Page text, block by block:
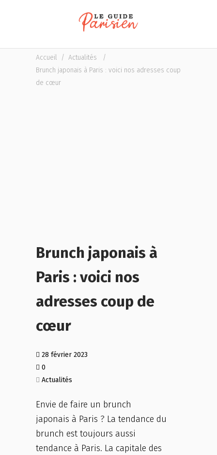
Accueil / Actualités
/
Brunch japonais à Paris : voici nos adresses coup
de cœur
Brunch japonais à
Paris : voici nos
adresses coup de
cœur
28 février 2023
0
Actualités
Envie de faire un brunch
japonais à Paris ? La tendance du
brunch est toujours aussi
tendance à Paris. La capitale des